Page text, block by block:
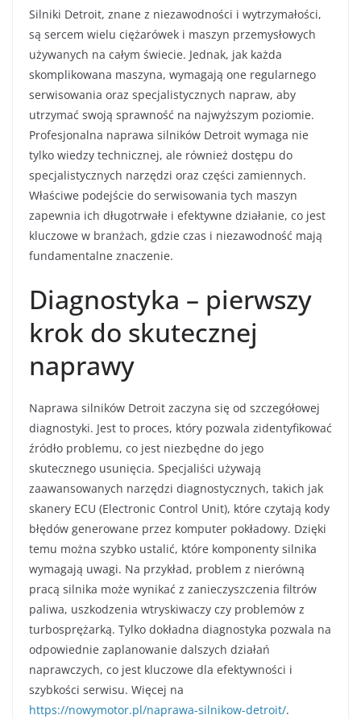
Silniki Detroit, znane z niezawodności i wytrzymałości,
są sercem wielu ciężarówek i maszyn przemysłowych
używanych na całym świecie. Jednak, jak każda
skomplikowana maszyna, wymagają one regularnego
serwisowania oraz specjalistycznych napraw, aby
utrzymać swoją sprawność na najwyższym poziomie.
Profesjonalna naprawa silników Detroit wymaga nie
tylko wiedzy technicznej, ale również dostępu do
specjalistycznych narzędzi oraz części zamiennych.
Właściwe podejście do serwisowania tych maszyn
zapewnia ich długotrwałe i efektywne działanie, co jest
kluczowe w branżach, gdzie czas i niezawodność mają
fundamentalne znaczenie.
Diagnostyka – pierwszy
krok do skutecznej
naprawy
Naprawa silników Detroit zaczyna się od szczegółowej
diagnostyki. Jest to proces, który pozwala zidentyfikować
źródło problemu, co jest niezbędne do jego
skutecznego usunięcia. Specjaliści używają
zaawansowanych narzędzi diagnostycznych, takich jak
skanery ECU (Electronic Control Unit), które czytają kody
błędów generowane przez komputer pokładowy. Dzięki
temu można szybko ustalić, które komponenty silnika
wymagają uwagi. Na przykład, problem z nierówną
pracą silnika może wynikać z zanieczyszczenia filtrów
paliwa, uszkodzenia wtryskiwaczy czy problemów z
turbosprężarką. Tylko dokładna diagnostyka pozwala na
odpowiednie zaplanowanie dalszych działań
naprawczych, co jest kluczowe dla efektywności i
szybkości serwisu. Więcej na
https://nowymotor.pl/naprawa-silnikow-detroit/.